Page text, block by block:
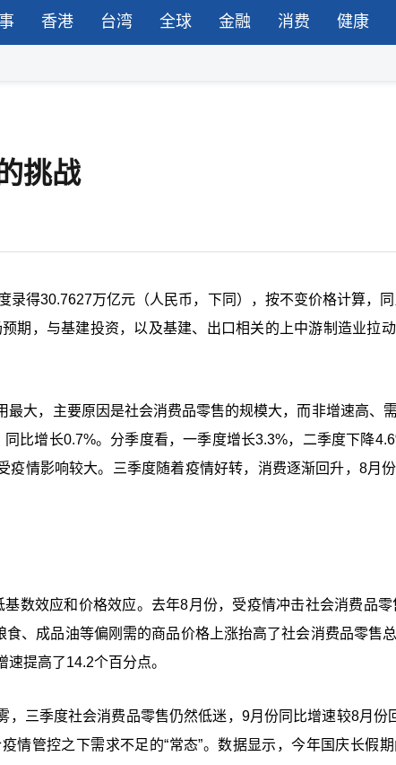
香港 台湾 全球 金融 消费 健康
挑战
录得30.7627万亿元（人民币，下同），按不变价格计算，
期，与基建投资，以及基建、出口相关的上中游制造业拉
最大，主要原因是社会消费品零售的规模大，而非增速高、
比增长0.7%。分季度看，一季度增长3.3%，二季度下降
疫情影响较大。三季度随着疫情好转，消费逐渐回升，8月
数效应和价格效应。去年8月份，受疫情冲击社会消费品
、成品油等偏刚需的商品价格上涨抬高了社会消费品零售
提高了14.2个百分点。
，三季度社会消费品零售仍然低迷，9月份同比增速较8月份
情管控之下需求不足的“常态”。数据显示，今年国庆长假